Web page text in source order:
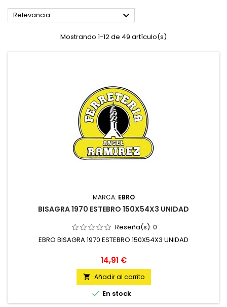
Relevancia 
Mostrando 1-12 de 49 artículo(s)
MARCA: EBRO
BISAGRA 1970 ESTEBRO 150X54X3 UNIDAD
Reseña(s): 0
EBRO BISAGRA 1970 ESTEBRO 150X54X3 UNIDAD
Precio
14,91 €
 Añadir al carrito
 En stock